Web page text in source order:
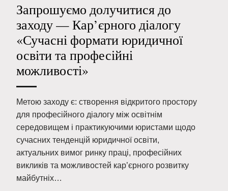
Запрошуємо долучитися до
заходу — Кар’єрного діалогу
«Сучасні формати юридичної
освіти та професійні
можливості»
Метою заходу є: створення відкритого простору
для професійного діалогу між освітнім
середовищем і практикуючими юристами щодо
сучасних тенденцій юридичної освіти,
актуальних вимог ринку праці, професійних
викликів та можливостей кар’єрного розвитку
майбутніх…